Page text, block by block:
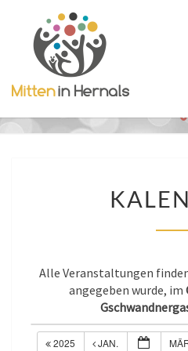
Alle Veranstaltungen
angegeben wurde, im
2025 JAN.